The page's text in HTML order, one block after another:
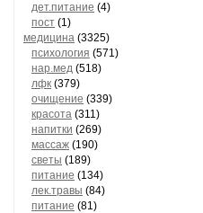
дет.питание (4)
пост (1)
медицина (3325)
психология (571)
нар.мед (518)
лфк (379)
очищение (339)
красота (311)
напитки (269)
массаж (190)
светы (189)
питание (134)
лек.травы (84)
питание (81)